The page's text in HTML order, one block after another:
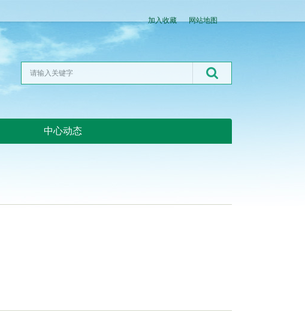
加入收藏 网站地图
中心动态